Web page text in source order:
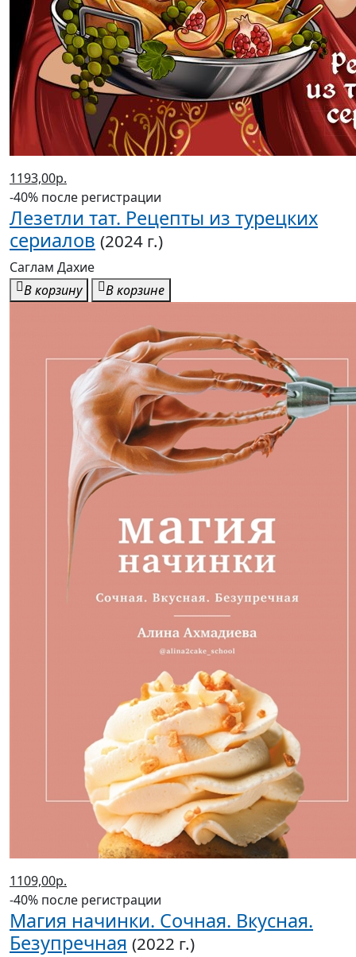
1193,00р.
-40% после регистрации
Лезетли тат. Рецепты из турецких
сериалов (2024 г.)
Саглам Дахие
В корзину
В корзине
1109,00р.
-40% после регистрации
Магия начинки. Сочная. Вкусная.
Безупречная (2022 г.)